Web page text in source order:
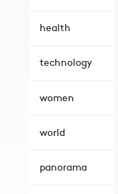
health
technology
women
world
panorama